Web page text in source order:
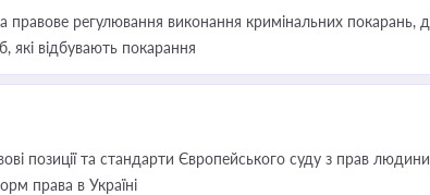
правове регулювання виконання кримінальних покарань,
які відбувають покарання
позиції та стандарти Європейського суду з прав
права в Україні